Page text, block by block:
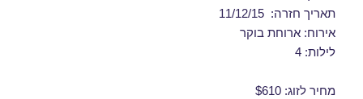
תאריך חזרה: 11/12/15
אירוח: ארוחת בוקר
לילות: 4
מחיר לזוג: $610